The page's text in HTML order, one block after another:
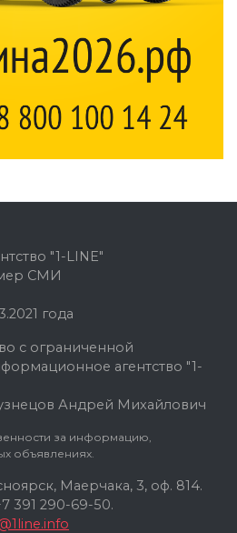
"1-LINE"
СМИ
года
с ограниченной
агентство "1-
Андрей Михайлович
за информацию,
объявлениях.
Маерчака, 3, оф. 814.
391 290-69-50.